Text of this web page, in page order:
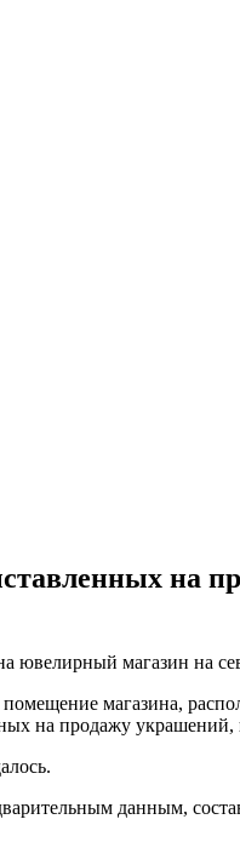
на
магазин на
магазина,
на продажу украшений,
данным,